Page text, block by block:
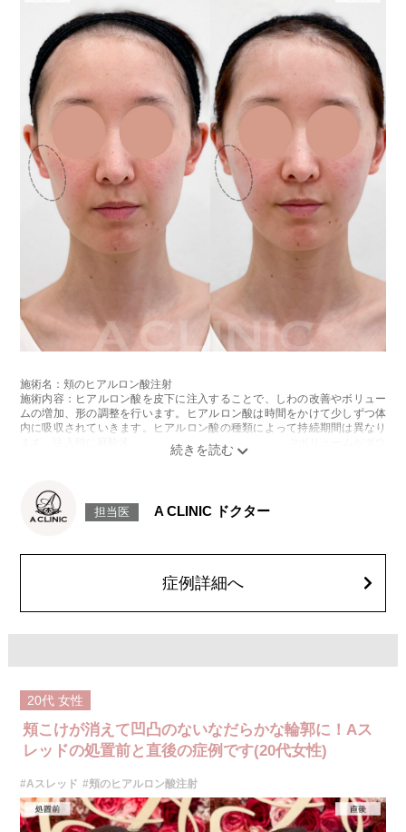
費用：1部位 184,800円(税込)
オプション：笑気麻酔 3,300円(税込)
施術名：頬のヒアルロン酸注射
施術内容：ヒアルロン酸を皮下に注入することで、しわの改善やボリュー
ムの増加、形の調整を行います。ヒアルロン酸は時間をかけて少しずつ体
内に吸収されていきます。ヒアルロン酸の種類によって持続期間は異なり
ます。注入時に麻酔液も入っているため、2〜3日でややボリュームがダウ
ンします。
施術時間：約15～30分程
リスク、副作用：腫れ、赤み、内出血、痛み、突っ張り感などが生じるこ
とがございます。稀にアレルギー、細菌感染症、血管閉塞などが生じるこ
とがございます。また、注入部位に硬化または小結節が生じることがござ
います。注入箇所を強く刺激するようなマッサージは1〜2週間ほどお控え
ください。
費用：レスチレン 76,800円(税込)
レスチレンリフト※横浜院限定 98,800円(税込)
ジュビダームビスタウルトラXC 131,800円(税込)
ボリューマ 153,800円(税込)
オプション：表面麻酔 3,300円(税込) 笑気麻酔 3,300円(税込)
施術名：頬のヒアルロン酸注射
施術内容：ヒアルロン酸を皮下に注入することで、しわの改善やボリュー
ムの増加、形の調整を行います。ヒアルロン酸は時間をかけて少しずつ体
内に吸収されていきます。ヒアルロン酸の種類によって持続期間は異なり
ます。注入時に麻酔液も入っているため、2〜3日でややボリュームがダウ
とがございます。稀にアレルギー、細菌感染症、血管閉塞などが生じるこ
とがございます。また、注入部位に硬化または小結節が生じることがござ
費用：レスチレン 76,800円(税込)
レスチレンリフト※横浜院限定 98,800円(税込)
ジュビダームビスタウルトラXC 131,800円(税込)
オプション：表面麻酔 3,300円(税込) 笑気麻酔 3,300円(税込)
入し、引き上げることでフェイスラインや中顔面のたるみをリフトアップ
させる施術です。繊維が挿入された箇所にはコラーゲンやエラスチンが生
成されるため、長期的な美肌効果、肌質の改善効果、将来的なシワやたる
みの予防効果が期待できます。
施術時間：約15〜20分程
リスク、副作用：腫れ、内出血、疼痛、頭痛、引き攣れ感などが生じるこ
とがございます。また、稀ではありますが、施術部位の細菌感染症、皮膚
のよれ、繊維の突出などが生じることがございます。化膿止め・痛み止め
を処方しております。服用により、何か異常があれば服用を中止してくだ
さい。
担当医 A CLINIC ドクター
症例詳細へ
20代 女性
頬こけが消えて凹凸のないなだらかな輪郭に！Aス
レッドの処置前と直後の症例です(20代女性)
#Aスレッド #頬のヒアルロン酸注射